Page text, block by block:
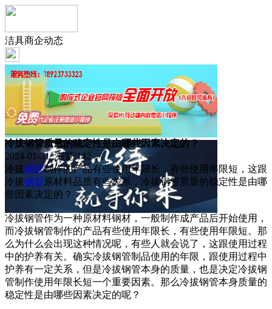
洁具商企动态
冷拔钢管质量的稳定性是由哪些因素决定的？
2024-01-31 浏览:142
冷拔钢管制作的产品有些使用年限长，有些使用年限短，这跟
冷拔钢管原材料品质有些关系，冷拔钢管质量的稳定性是由哪
些因素决定的？
冷拔钢管作为一种原材料钢材，一般制作成产品后开始使用，
而冷拔钢管制作的产品有些使用年限长，有些使用年限短。那
么为什么会出现这种情况呢，有些人就会说了，这跟使用过程
中的护养有关。确实冷拔钢管制品使用的年限，跟使用过程中
护养有一定关系，但是冷拔钢管本身的质量，也是决定冷拔钢
管制作使用年限长短一个重要因素。那么冷拔钢管本身质量的
稳定性是由哪些因素决定的呢？